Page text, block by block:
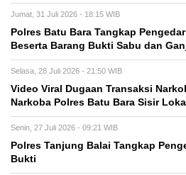
Jumat, 31 Juli 2026 - 18:15 WIB
Polres Batu Bara Tangkap
Beserta Barang Bukti Sabu dan
Selasa, 28 Juli 2026 - 21:50 WIB
Video Viral Dugaan Transaksi
Narkoba Polres Batu Bara Sisir
Senin, 27 Juli 2026 - 09:21 WIB
Polres Tanjung Balai Tangkap
Bukti